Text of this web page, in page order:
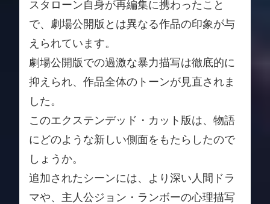
スタローン自身が再編集に携わったこと
で、劇場公開版とは異なる作品の印象が与
えられています。
劇場公開版での過激な暴力描写は徹底的に
抑えられ、作品全体のトーンが見直されま
した。
このエクステンデッド・カット版は、物語
にどのような新しい側面をもたらしたので
しょうか。
追加されたシーンには、より深い人間ドラ
マや、主人公ジョン・ランボーの心理描写